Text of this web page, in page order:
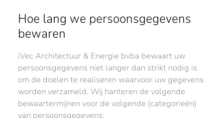
Hoe lang we persoonsgegevens
bewaren
iVec Architectuur & Energie bvba bewaart uw
persoonsgegevens niet langer dan strikt nodig is
om de doelen te realiseren waarvoor uw gegevens
worden verzameld. Wij hanteren de volgende
bewaartermijnen voor de volgende (categorieën)
van persoonsgegevens: